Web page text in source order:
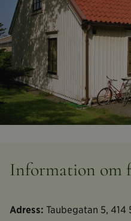
Information om
Adress: Taubegatan 5, 414